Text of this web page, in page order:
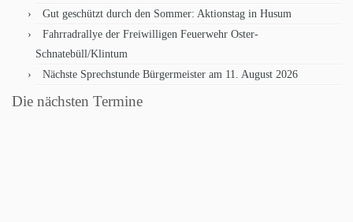
Gut geschützt durch den Sommer: Aktionstag in Husum
Fahrradrallye der Freiwilligen Feuerwehr Oster-
Schnatebüll/Klintum
Nächste Sprechstunde Bürgermeister am 11. August 2026
Die nächsten Termine